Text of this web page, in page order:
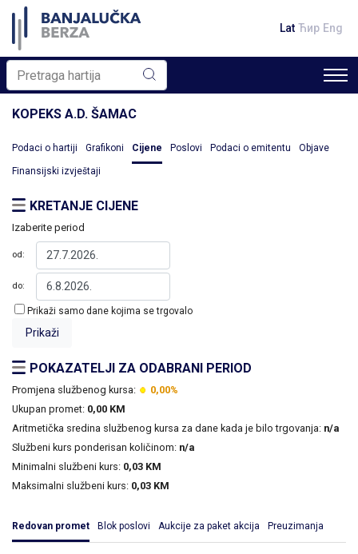
Lat Ћир Eng
KOPEKS A.D. ŠAMAC
Podaci o hartiji Grafikoni Cijene Poslovi Podaci o emitentu Objave
Finansijski izvještaji
KRETANJE CIJENE
Izaberite period
od:
do:
Prikaži samo dane kojima se trgovalo
POKAZATELJI ZA ODABRANI PERIOD
Promjena službenog kursa:
0,00%
Ukupan promet: 0,00 KM
Aritmetička sredina službenog kursa za dane kada je bilo trgovanja: n/a
Službeni kurs ponderisan količinom: n/a
Minimalni službeni kurs: 0,03 KM
Maksimalni službeni kurs: 0,03 KM
Redovan promet Blok poslovi Aukcije za paket akcija Preuzimanja